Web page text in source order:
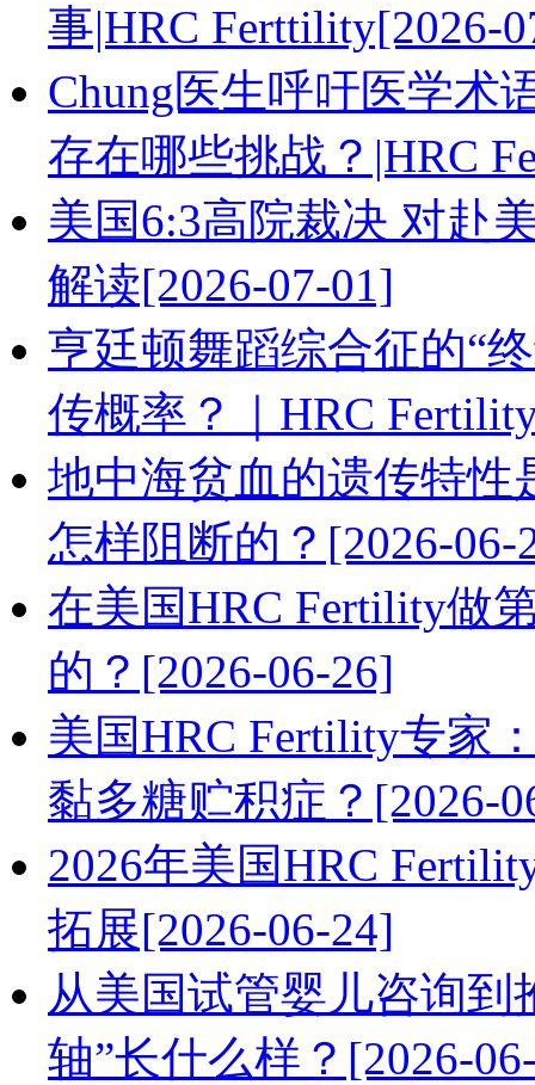
事|HRC Ferttility[2026-
Chung医生呼吁医学术
存在哪些挑战？|HRC
美国6:3高院裁决 对赴
解读[2026-07-01]
亨廷顿舞蹈综合征的“
传概率？｜HRC
地中海贫血的遗传特性
怎样阻断的？[2026-06-
在美国HRC Fertility做
的？[2026-06-26]
美国HRC Fertility专家
黏多糖贮积症？[2026-
2026年美国HRC
拓展[2026-06-24]
从美国试管婴儿咨询到
轴”长什么样？[2026-